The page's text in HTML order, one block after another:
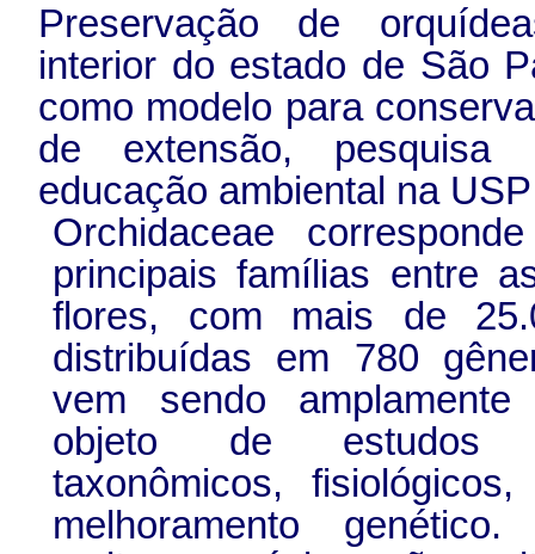
Preservação de
interior do estado de São
como modelo para
de extensão,
educação ambiental na USP
Orchidaceae
principais famílias entre
flores, com mais de
distribuídas em 780
vem sendo
objeto de estudos
taxonômicos,
melhoramento